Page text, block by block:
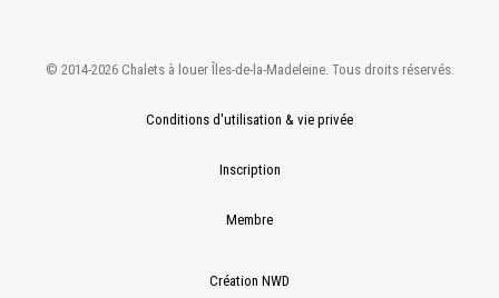
© 2014-2026 Chalets à louer Îles-de-la-Madeleine. Tous droits réservés.
Conditions d'utilisation & vie privée
Inscription
Membre
Création NWD